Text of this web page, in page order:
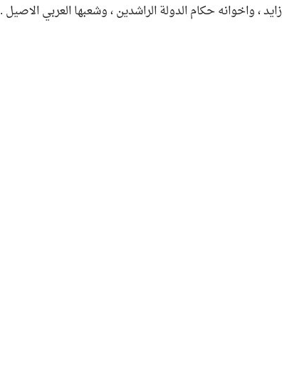
زايد ، واخوانه حكام الدولة الراشدين ، وشعبها العربي الاصيل .